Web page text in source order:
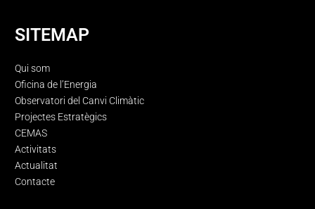
SITEMAP
Qui som
Oficina de l’Energia
Observatori del Canvi Climàtic
Projectes Estratègics
CEMAS
Activitats
Actualitat
Contacte